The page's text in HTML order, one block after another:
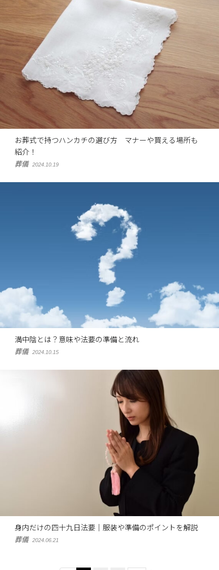
お葬式で持つハンカチの選び方 マナーや買える場所も
紹介！
葬儀 2024.10.19
満中陰とは？意味や法要の準備と流れ
葬儀 2024.10.15
身内だけの四十九日法要｜服装や準備のポイントを解説
葬儀 2024.06.21